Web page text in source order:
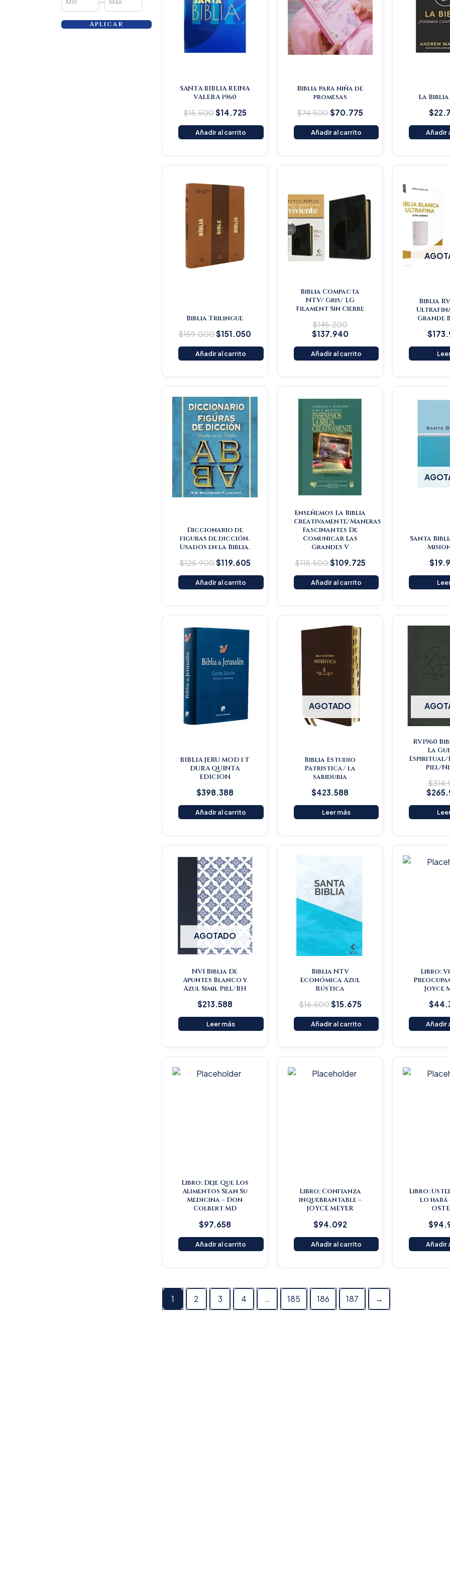
Aplicar
SANTA BIBLIA REINA
VALERA 1960
$15.500$14.725
Añadir al carrito
Biblia para niña de
promesas
$74.500$70.775
Añadir al carrito
La
$
Añadir
Biblia Trilingue
$159.000
was:
$151.050
Current
$151.050.
Añadir al carrito
Biblia Compacta
NTV/ Gris/ LG
Filament Sin Cierre
$145.200
$145.200.
$137.940
$137.940.
Añadir al carrito
Biblia
Grande
$
Diccionario de
figuras de dicción.
Usados en la Biblia.
$125.900
price
was:
$125.900.
$119.605
Current
$119.605.
Añadir al carrito
Enseñemos La Biblia
Creativamente/Maneras
Fascinantes De
Comunicar Las
Grandes V
$115.500
price
was:
$115.500.
$109.725
Current
Añadir al carrito
Santa
$
BIBLIA JERU MOD 1 T
DURA QUINTA
EDICION
$398.388
Añadir al carrito
AGOTADO
Biblia Estudio
Patristica/ la
sabiduria
$423.588
Leer más
RV1960
La
Espiritual/
Piel/
$
$
AGOTADO
NVI Biblia De
Apuntes Blanco y
Azul Simil Piel/BH
$213.588
Leer más
Biblia NTV
Económica Azul
Rústica
$16.500
$16.500.
$15.675
Current
Añadir al carrito
Libro:
Joyce
$
Añadir
Libro: Deje Que Los
Alimentos Sean Su
Medicina – Don
Colbert MD
$97.658
Añadir al carrito
Libro: Confianza
inquebrantable –
JOYCE MEYER
$94.092
Añadir al carrito
Libro:
lo hará
$
Añadir
1 2 3 4 … 185 186 187 →